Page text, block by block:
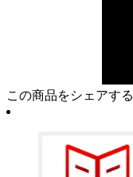
この商品をシェアする